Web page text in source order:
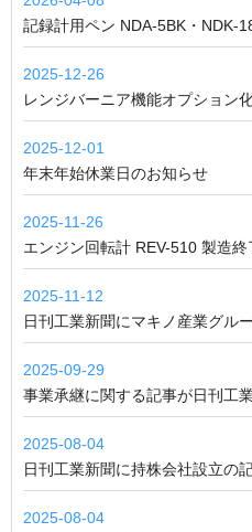
記録計用ペン NDA-5BK・NDK-
2025-12-26
レンジバーニア機能オプション
2025-12-01
年末年始休業日のお知らせ
2025-11-26
エンジン回転計 REV-510 製造終
2025-11-12
日刊工業新聞にマキノ産業グル
2025-09-29
事業承継に関する記事が日刊工
2025-08-04
日刊工業新聞に持株会社設立の
2025-08-04